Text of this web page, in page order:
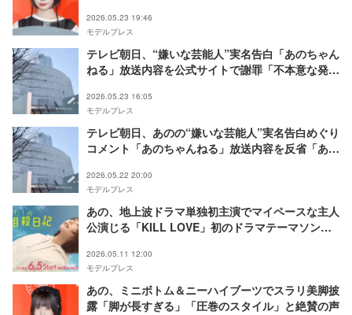
2026.05.23 19:46
モデルプレス
テレビ朝日、“嫌いな芸能人”実名告白「あのちゃん
ねる」放送内容を公式サイトで謝罪「不本意な発言
してしまいました」
2026.05.23 16:05
モデルプレス
テレビ朝日、あのの“嫌いな芸能人”実名告白めぐり
コメント「あのちゃんねる」放送内容を反省「あく
2026.05.22 20:00
モデルプレス
あの、地上波ドラマ単独初主演でマイペースな主人
公演じる「KILL LOVE」初のドラマテーマソング
2026.05.11 12:00
モデルプレス
あの、ミニボトム＆ニーハイブーツでスラリ美脚披
露「脚が長すぎる」「圧巻のスタイル」と絶賛の声